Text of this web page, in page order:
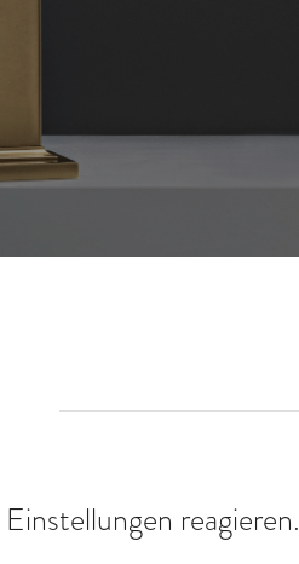
reagieren.